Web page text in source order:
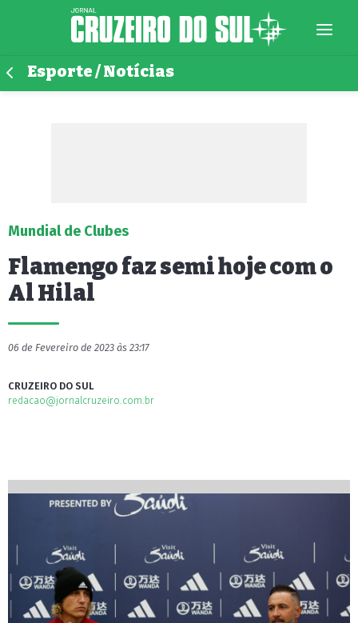
Esporte / Notícias
Mundial de Clubes
Flamengo faz semi hoje com o
Al Hilal
06 de Fevereiro de 2023 às 23:17
CRUZEIRO DO SUL
redacao@jornalcruzeiro.com.br